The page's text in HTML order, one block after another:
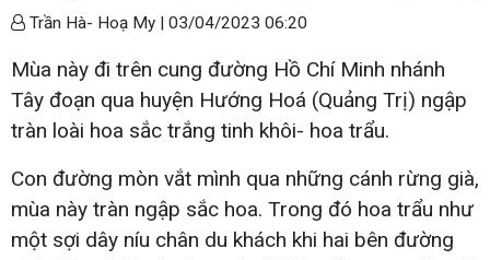
Trần Hà- Hoạ My | 03/04/2023 06:20
Mùa này đi trên cung đường Hồ Chí Minh nhánh
Tây đoạn qua huyện Hướng Hoá (Quảng Trị) ngập
tràn loài hoa sắc trắng tinh khôi- hoa trẩu.
Con đường mòn vắt mình qua những cánh rừng già,
mùa này tràn ngập sắc hoa. Trong đó hoa trẩu như
một sợi dây níu chân du khách khi hai bên đường